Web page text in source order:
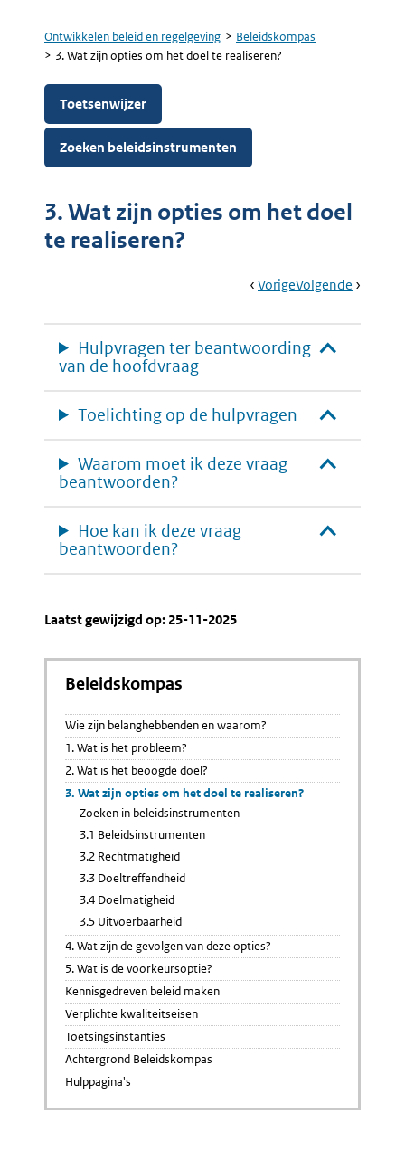
Kruimelpad
Ontwikkelen beleid en regelgeving
Beleidskompas
3. Wat zijn opties om het doel te realiseren?
Toetsenwijzer
Zoeken beleidsinstrumenten
3. Wat zijn opties om het doel
te realiseren?
Book
Ga
VorigePagina:
Development
Goals
(SDG’s)
Brede
Welvaart
Ga
Volgende Pagina:
In
Hulpvragen ter beantwoording
van de hoofdvraag
Toelichting op de hulpvragen
Waarom moet ik deze vraag
beantwoorden?
Hoe kan ik deze vraag
beantwoorden?
Laatst gewijzigd op: 25-11-2025
Beleidskompas
Wie zijn belanghebbenden en waarom?
1. Wat is het probleem?
2. Wat is het beoogde doel?
3. Wat zijn opties om het doel te realiseren?
Zoeken in beleidsinstrumenten
3.1 Beleidsinstrumenten
3.2 Rechtmatigheid
3.3 Doeltreffendheid
3.4 Doelmatigheid
3.5 Uitvoerbaarheid
4. Wat zijn de gevolgen van deze opties?
5. Wat is de voorkeursoptie?
Kennisgedreven beleid maken
Verplichte kwaliteitseisen
Toetsingsinstanties
Achtergrond Beleidskompas
Hulppagina's